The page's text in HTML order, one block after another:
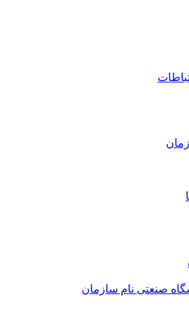
صنعتی نام سازمان